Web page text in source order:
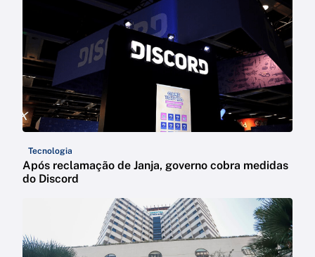
Tecnologia
Após reclamação de Janja, governo cobra medidas
do Discord